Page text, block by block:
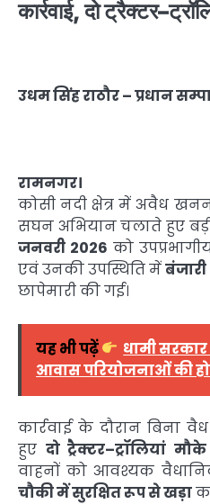
कार्रवाई, दो
उधम सिंह राठौर – प्रधान
रामनगर।
कोसी नदी क्षेत्र में अवैध
सघन अभियान चलाते हुए बड़ी
जनवरी 2026 को
एवं उनकी उपस्थिति में
छापेमारी की गई।
यह भी पढ़ें
धामी
आवास परियोजनाओं की
कार्रवाई के दौरान बिना
हुए दो ट्रैक्टर–ट्रॉलियां
वाहनों को आवश्यक
चौकी में सुरक्षित रूप से खड़ा